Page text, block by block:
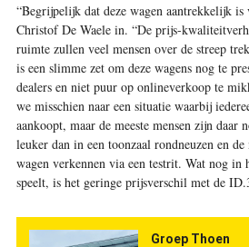
“Begrijpelijk dat deze wagen aantrekkelijk
Christof De Waele in. “De prijs-
ruimte zullen veel mensen over de streep
is een slimme zet om deze wagens nog te
dealers en niet puur op onlineverkoop te
we misschien naar een situatie waarbij
aankoopt, maar de meeste mensen zijn
leuker dan in een toonzaal rondneuzen en
wagen verkennen via een testrit. Wat nog in
speelt, is het geringe prijsverschil met de
Groep Thoen